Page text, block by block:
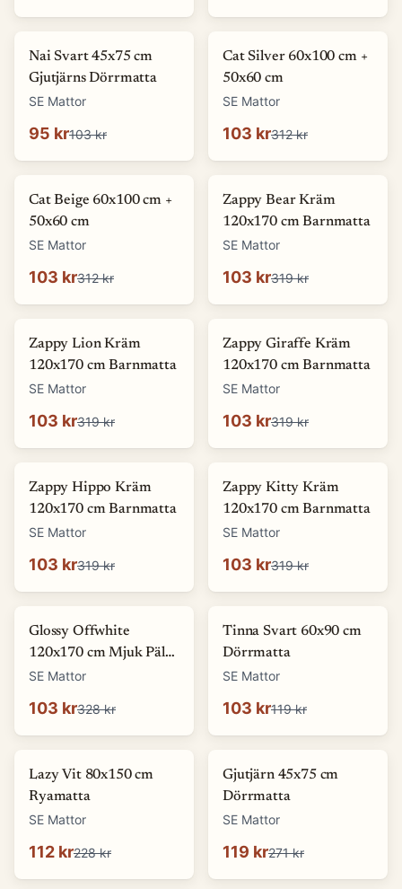
-8 %
Nai Svart 45x75 cm
Gjutjärns Dörrmatta
SE Mattor
95 kr103 kr
-67 %
Cat Silver 60x100 cm +
50x60 cm
SE Mattor
103 kr312 kr
-67 %
Cat Beige 60x100 cm +
50x60 cm
SE Mattor
103 kr312 kr
-68
Zappy Bear Kräm
120x170 cm Barnmatta
SE Mattor
103 kr319 kr
-68
Zappy Lion Kräm
120x170 cm Barnmatta
SE Mattor
103 kr319 kr
-68
Zappy Giraffe Kräm
120x170 cm Barnmatta
SE Mattor
103 kr319 kr
-68
Zappy Hippo Kräm
120x170 cm Barnmatta
SE Mattor
103 kr319 kr
-68
Zappy Kitty Kräm
120x170 cm Barnmatta
SE Mattor
103 kr319 kr
-69
Glossy Offwhite
120x170 cm Mjuk Päls-
look Matta
SE Mattor
103 kr328 kr
-13
Tinna Svart 60x90 cm
Dörrmatta
SE Mattor
103 kr119 kr
-
Lazy Vit 80x150 cm
Ryamatta
SE Mattor
112 kr228 kr
-56 %
Gjutjärn 45x75 cm
Dörrmatta
SE Mattor
119 kr271 kr